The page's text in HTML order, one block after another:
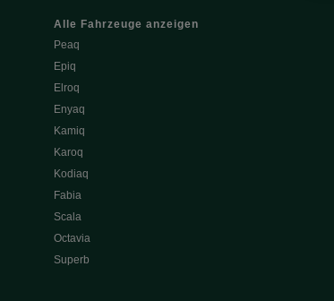
Alle Fahrzeuge anzeigen
Peaq
Epiq
Elroq
Enyaq
Kamiq
Karoq
Kodiaq
Fabia
Scala
Octavia
Superb